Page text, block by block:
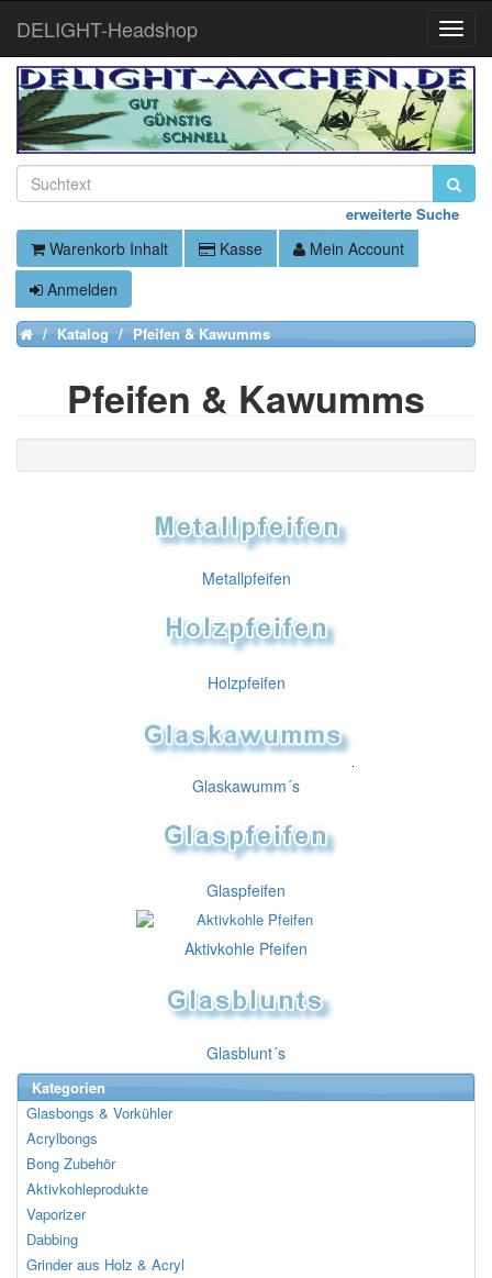
erweiterte Suche
Warenkorb Inhalt Kasse
Mein Account
Anmelden
HomeKatalog Pfeifen & Kawumms
Pfeifen & Kawumms
Metallpfeifen
Holzpfeifen
Glaskawumm´s
Glaspfeifen
Aktivkohle Pfeifen
Glasblunt´s
Kategorien
Glasbongs & Vorkühler
Acrylbongs
Bong Zubehör
Aktivkohleprodukte
Vaporizer
Dabbing
Grinder aus Holz & Acryl
Toggle
DELIGHT-Headshop